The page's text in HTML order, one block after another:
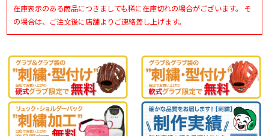
在庫表示のある商品につきましても稀に在庫切れの場合がございます。 そ
の場合は、ご注文後に店舗よりご連絡差し上げます。